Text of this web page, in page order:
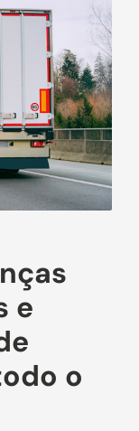
e
o